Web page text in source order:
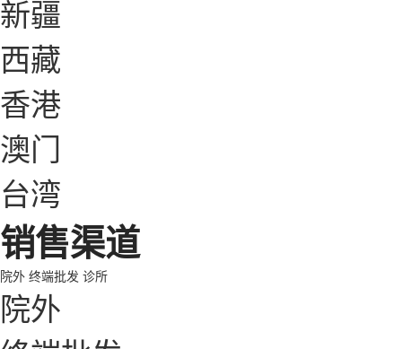
新疆
西藏
香港
澳门
台湾
销售渠道
院外 终端批发 诊所
院外